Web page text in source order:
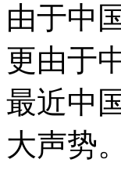
由于中
更由于
最近中
大声势。